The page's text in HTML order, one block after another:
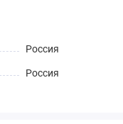
Россия
Россия